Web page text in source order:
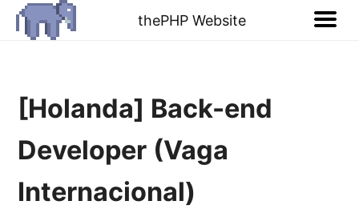
thePHP Website
[Holanda] Back-end
Developer (Vaga
Internacional)